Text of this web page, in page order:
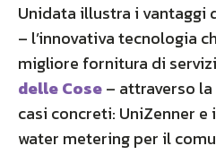
Unidata illustra i vantaggi
– l’innovativa tecnologia
migliore fornitura di
delle Cose– attraverso
casi concreti: UniZenner
water metering per il